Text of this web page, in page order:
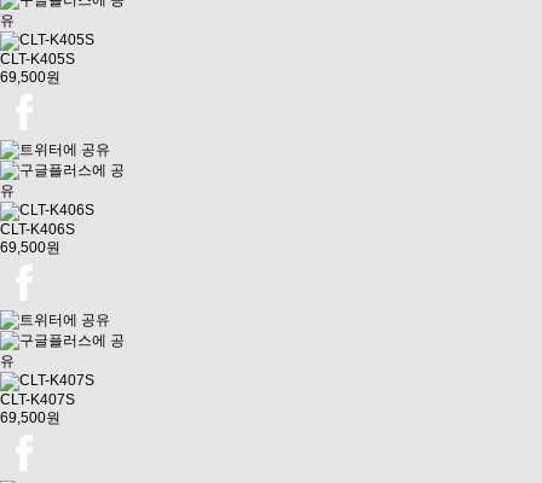
CLT-K405S
69,500원
CLT-K406S
69,500원
CLT-K407S
69,500원